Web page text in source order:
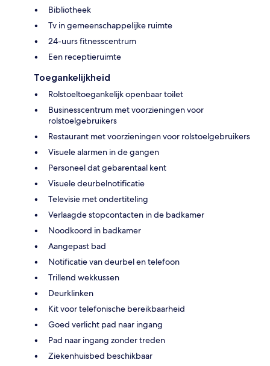
Bibliotheek
Tv in gemeenschappelijke ruimte
24-uurs fitnesscentrum
Een receptieruimte
Toegankelijkheid
Rolstoeltoegankelijk openbaar toilet
Businesscentrum met voorzieningen voor
rolstoelgebruikers
Restaurant met voorzieningen voor rolstoelgebruikers
Visuele alarmen in de gangen
Personeel dat gebarentaal kent
Visuele deurbelnotificatie
Televisie met ondertiteling
Verlaagde stopcontacten in de badkamer
Noodkoord in badkamer
Aangepast bad
Notificatie van deurbel en telefoon
Trillend wekkussen
Deurklinken
Kit voor telefonische bereikbaarheid
Goed verlicht pad naar ingang
Pad naar ingang zonder treden
Ziekenhuisbed beschikbaar